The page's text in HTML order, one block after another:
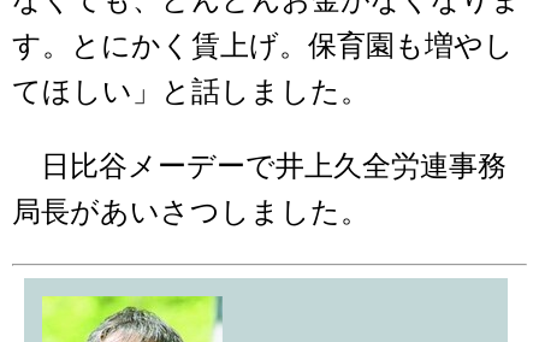
す。とにかく賃上げ。保育園も増やし
てほしい」と話しました。
日比谷メーデーで井上久全労連事務
局長があいさつしました。